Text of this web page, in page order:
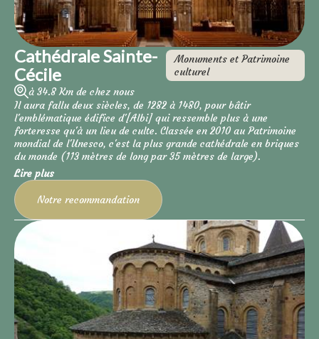
Cathédrale Sainte-
Cécile
Monuments et Patrimoine
culturel
à 34.8 Km de chez nous
Il aura fallu deux siècles, de 1282 à 1480, pour bâtir
l'emblématique édifice d'[Albi] qui ressemble plus à une
forteresse qu'à un lieu de culte. Classée en 2010 au Patrimoine
mondial de l'Unesco, c'est la plus grande cathédrale en briques
du monde (113 mètres de long par 35 mètres de large).
Lire plus
Notre recommandation